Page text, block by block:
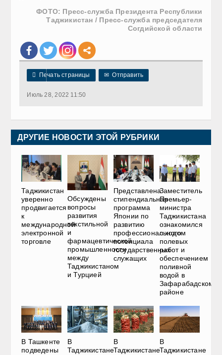
ФОТО: Пресс-служба Президента Республики
Таджикистан / Пресс-служба председателя
Согдийской области
 Печать страницы ✉ Отправить
Июль 28, 2022 11:50
ДРУГИЕ НОВОСТИ ЭТОЙ РУБРИКИ
Таджикистан
уверенно
продвигается
к
международной
электронной
торговле
Обсуждены
вопросы
развития
текстильной
и
фармацевтической
промышленности
между
Таджикистаном
и Турцией
Представлена
стипендиальная
программа
Японии по
развитию
профессионального
потенциала
государственных
служащих
Заместитель
Премьер-
министра
Таджикистана
ознакомился
с ходом
полевых
работ и
обеспечением
поливной
водой в
Зафарабадском
районе
В Ташкенте
подведены
В
Таджикистане
В
Таджикистане
В
Таджикистане